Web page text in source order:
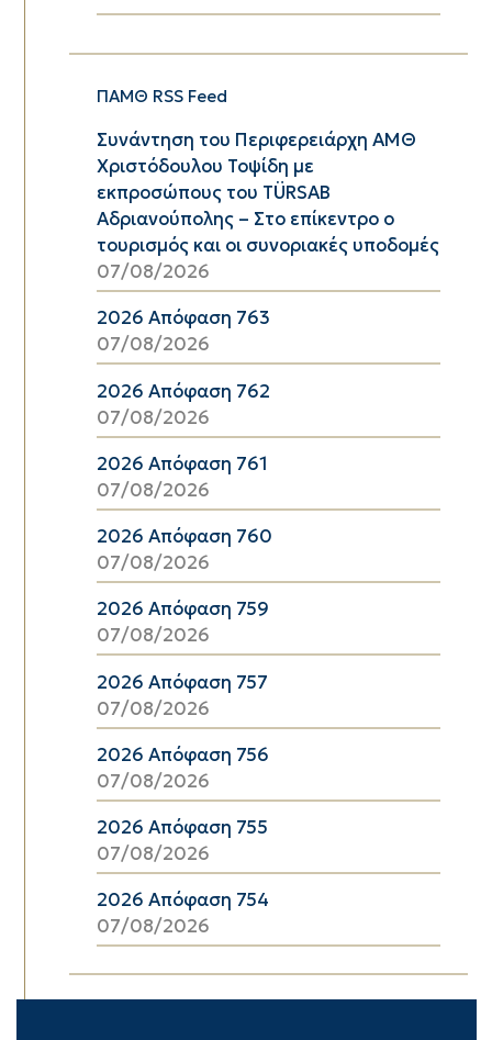
ΠΑΜΘ RSS Feed
Συνάντηση του Περιφερειάρχη ΑΜΘ
Χριστόδουλου Τοψίδη με
εκπροσώπους του TÜRSAB
Αδριανούπολης – Στο επίκεντρο ο
τουρισμός και οι συνοριακές υποδομές
07/08/2026
2026 Απόφαση 763
07/08/2026
2026 Απόφαση 762
07/08/2026
2026 Απόφαση 761
07/08/2026
2026 Απόφαση 760
07/08/2026
2026 Απόφαση 759
07/08/2026
2026 Απόφαση 757
07/08/2026
2026 Απόφαση 756
07/08/2026
2026 Απόφαση 755
07/08/2026
2026 Απόφαση 754
07/08/2026